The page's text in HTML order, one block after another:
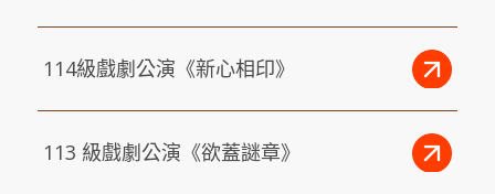
114級戲劇公演《新心相印》
113 級戲劇公演《欲蓋謎章》